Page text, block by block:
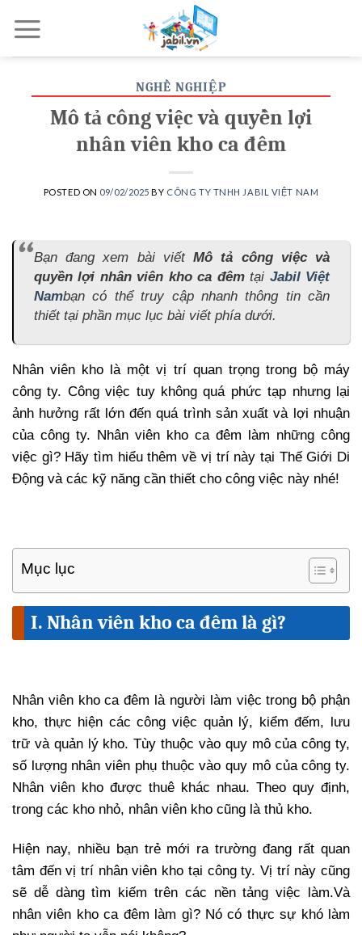
NGHỀ NGHIỆP
Mô tả công việc và quyền lợi
nhân viên kho ca đêm
POSTED ON 09/02/2025 BY CÔNG TY TNHH JABIL VIỆT NAM
Bạn đang xem bài viếtMô tả công việc và
quyền lợi nhân viên kho ca đêmtại Jabil Việt
Nambạn có thể truy cập nhanh thông tin cần
thiết tại phần mục lục bài viết phía dưới.
Nhân viên kho là một vị trí quan trọng trong bộ máy
công ty. Công việc tuy không quá phức tạp nhưng lại
ảnh hưởng rất lớn đến quá trình sản xuất và lợi nhuận
của công ty. Nhân viên kho ca đêm làm những công
việc gì? Hãy tìm hiểu thêm về vị trí này tại Thế Giới Di
Động và các kỹ năng cần thiết cho công việc này nhé!
Mục lục
I. Nhân viên kho ca đêm là gì?
Nhân viên kho ca đêm là người làm việc trong bộ phận
kho, thực hiện các công việc quản lý, kiểm đếm, lưu
trữ và quản lý kho. Tùy thuộc vào quy mô của công ty,
số lượng nhân viên phụ thuộc vào quy mô của công ty.
Nhân viên kho được thuê khác nhau. Theo quy định,
trong các kho nhỏ, nhân viên kho cũng là thủ kho.
Hiện nay, nhiều bạn trẻ mới ra trường đang rất quan
tâm đến vị trí nhân viên kho tại công ty. Vị trí này cũng
sẽ dễ dàng tìm kiếm trên các nền tảng việc làm.Và
nhân viên kho ca đêm làm gì? Nó có thực sự khó làm